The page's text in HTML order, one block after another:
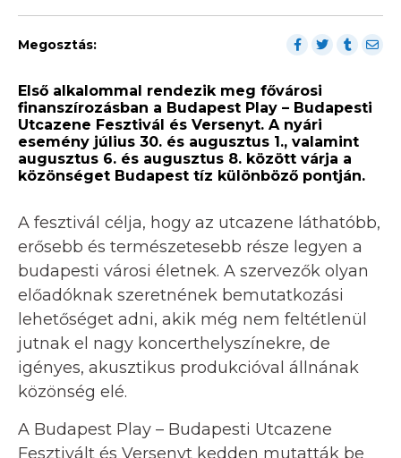
Megosztás:
Első alkalommal rendezik meg fővárosi
finanszírozásban a Budapest Play – Budapesti
Utcazene Fesztivál és Versenyt. A nyári
esemény július 30. és augusztus 1., valamint
augusztus 6. és augusztus 8. között várja a
közönséget Budapest tíz különböző pontján.
A fesztivál célja, hogy az utcazene láthatóbb,
erősebb és természetesebb része legyen a
budapesti városi életnek. A szervezők olyan
előadóknak szeretnének bemutatkozási
lehetőséget adni, akik még nem feltétlenül
jutnak el nagy koncerthelyszínekre, de
igényes, akusztikus produkcióval állnának
közönség elé.
A Budapest Play – Budapesti Utcazene
Fesztivált és Versenyt kedden mutatták be